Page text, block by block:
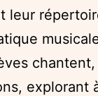
leur
explorant